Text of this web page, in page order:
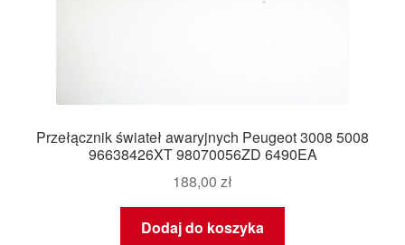
Przełącznik świateł awaryjnych Peugeot 3008 5008
96638426XT 98070056ZD 6490EA
188,00 zł
Dodaj do koszyka